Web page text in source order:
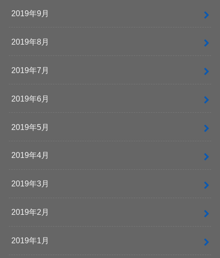
2019年9月
2019年8月
2019年7月
2019年6月
2019年5月
2019年4月
2019年3月
2019年2月
2019年1月